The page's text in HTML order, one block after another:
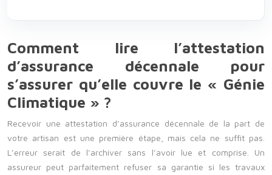
Comment lire l’attestation
d’assurance décennale pour
s’assurer qu’elle couvre le « Génie
Climatique » ?
Recevoir une attestation d’assurance décennale de la part de
votre artisan est une première étape, mais cela ne suffit pas.
L’erreur serait de l’archiver sans l’avoir lue et comprise. Un
assureur peut parfaitement refuser sa garantie si les travaux